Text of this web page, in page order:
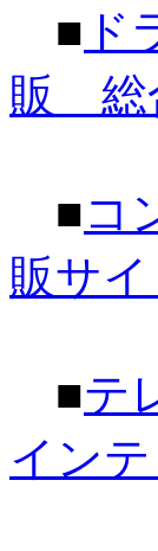
■
販 総
■コ
販サ
■テ
イン